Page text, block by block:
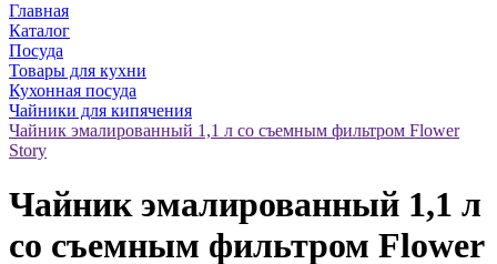
Главная
Каталог
Посуда
Товары для кухни
Кухонная посуда
Чайники для кипячения
Чайник эмалированный 1,1 л со съемным фильтром Flower
Story
Чайник эмалированный 1,1 л
со съемным фильтром Flower